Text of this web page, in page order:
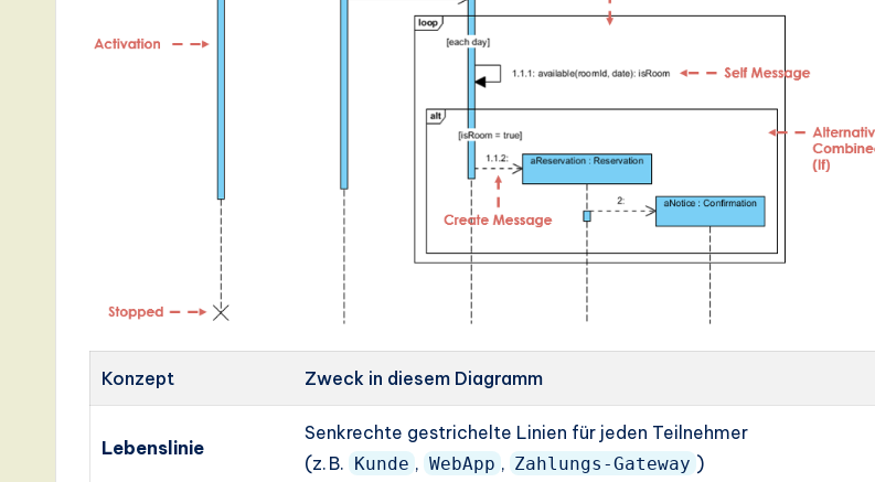
Konzept Zweck in diesem Diagramm
Lebenslinie
Senkrechte gestrichelte Linien für jeden Teilnehmer
(z. B. Kunde , WebApp , Zahlungs-Gateway )